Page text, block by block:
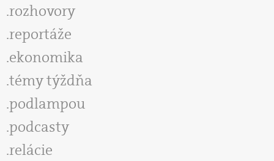
rozhovory
reportáže
ekonomika
témy týždňa
podlampou
podcasty
relácie